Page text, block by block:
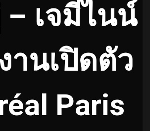
เจมีไนน์
านเปิดตัว
Paris